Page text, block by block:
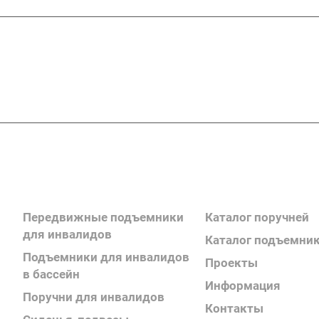
Передвижные подъемники
для инвалидов
Подъемники для инвалидов
в бассейн
Поручни для инвалидов
Каталог поручней
Каталог
Проекты
Информация
Контакты